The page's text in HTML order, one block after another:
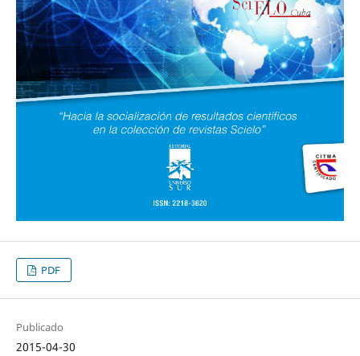
PDF
Publicado
2015-04-30